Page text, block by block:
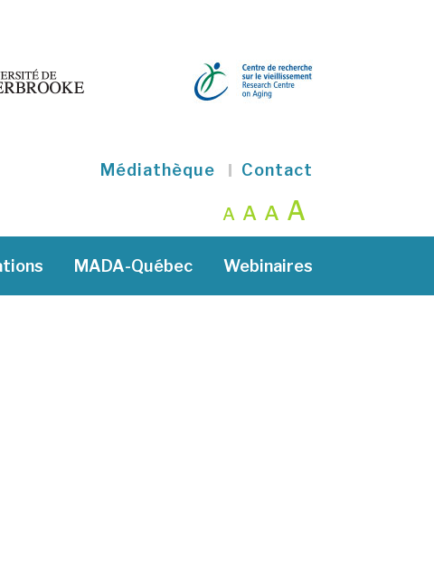
Médiathèque Contact
A A A A
MADA-Québec Webinaires